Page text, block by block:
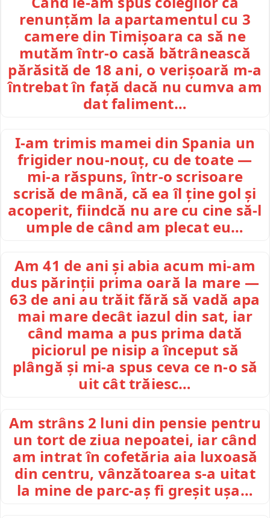
renunțăm la apartamentul cu 3
camere din Timișoara ca să ne
mutăm într-o casă bătrânească
părăsită de 18 ani, o verișoară m-a
întrebat în față dacă nu cumva am
dat faliment…
I-am trimis mamei din Spania un
frigider nou-nouț, cu de toate —
mi-a răspuns, într-o scrisoare
scrisă de mână, că ea îl ține gol și
acoperit, fiindcă nu are cu cine să-l
umple de când am plecat eu…
Am 41 de ani și abia acum mi-am
dus părinții prima oară la mare —
63 de ani au trăit fără să vadă apa
mai mare decât iazul din sat, iar
când mama a pus prima dată
piciorul pe nisip a început să
plângă și mi-a spus ceva ce n-o să
uit cât trăiesc…
Am strâns 2 luni din pensie pentru
un tort de ziua nepoatei, iar când
am intrat în cofetăria aia luxoasă
din centru, vânzătoarea s-a uitat
la mine de parc-aș fi greșit ușa…